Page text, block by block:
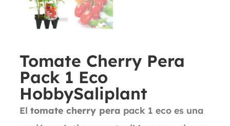
Tomate Cherry Pera
Pack 1 Eco
HobbySaliplant
El tomate cherry pera pack 1 eco es una